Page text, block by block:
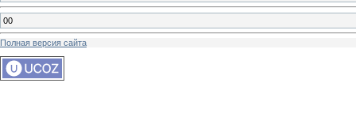
00
Полная версия сайта